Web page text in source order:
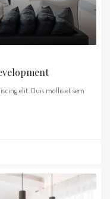
elit. Duis mollis et sem